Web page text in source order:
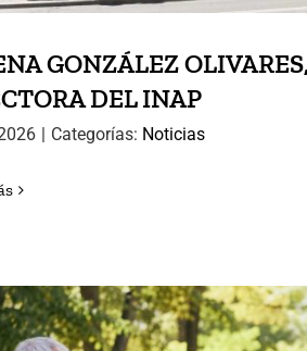
GONZÁLEZ
DEL INAP
| Categorías: Noticias